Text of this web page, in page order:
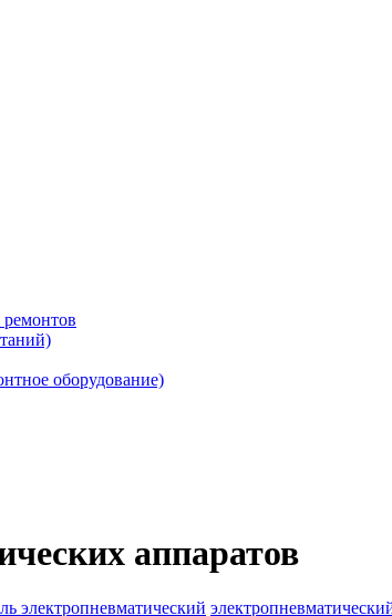
оборудование)
аппаратов
электропневматический